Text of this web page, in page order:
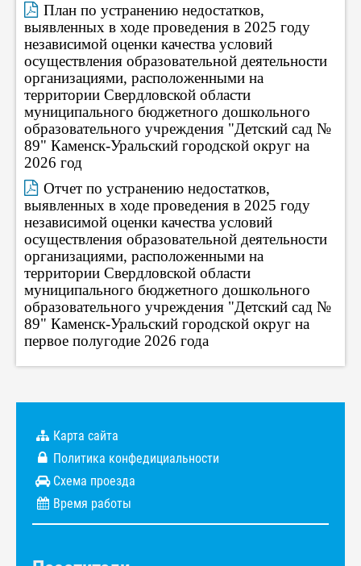
План по устранению недостатков,
выявленных в ходе проведения в 2025 году
независимой оценки качества условий
осуществления образовательной деятельности
организациями, расположенными на
территории Свердловской области
муниципального бюджетного дошкольного
образовательного учреждения "Детский сад №
89" Каменск-Уральский городской округ на
2026 год
Отчет по устранению недостатков,
выявленных в ходе проведения в 2025 году
независимой оценки качества условий
осуществления образовательной деятельности
организациями, расположенными на
территории Свердловской области
муниципального бюджетного дошкольного
образовательного учреждения "Детский сад №
89" Каменск-Уральский городской округ на
первое полугодие 2026 года
Карта сайта
Политика конфедициальности
Схема проезда
Время работы